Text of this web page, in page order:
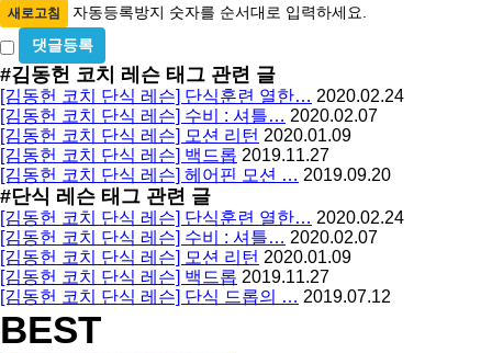
록
방
지
새로고침 자동등록방지 숫자를 순서대로 입력하세요.
비
밀
글
사
용
#김동헌 코치 레슨 태그 관련 글
[김동헌 코치 단식 레슨] 단식훈련 열한… 2020.02.24
[김동헌 코치 단식 레슨] 수비 : 셔틀… 2020.02.07
[김동헌 코치 단식 레슨] 모션 리턴 2020.01.09
[김동헌 코치 단식 레슨] 백드롭 2019.11.27
[김동헌 코치 단식 레슨] 헤어핀 모션 … 2019.09.20
#단식 레슨 태그 관련 글
[김동헌 코치 단식 레슨] 단식훈련 열한… 2020.02.24
[김동헌 코치 단식 레슨] 수비 : 셔틀… 2020.02.07
[김동헌 코치 단식 레슨] 모션 리턴 2020.01.09
[김동헌 코치 단식 레슨] 백드롭 2019.11.27
[김동헌 코치 단식 레슨] 단식 드롭의 … 2019.07.12
BEST